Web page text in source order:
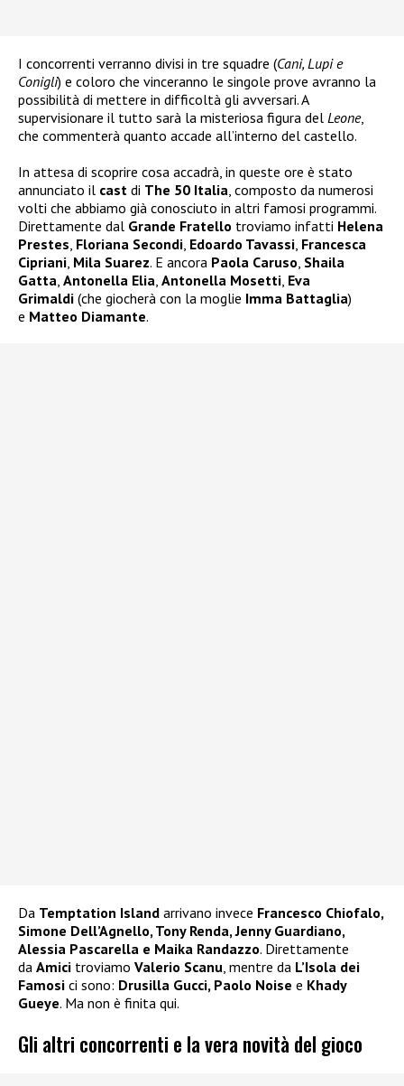
I concorrenti verranno divisi in tre squadre (Cani, Lupi e
Conigli) e coloro che vinceranno le singole prove avranno la
possibilità di mettere in difficoltà gli avversari. A
supervisionare il tutto sarà la misteriosa figura del Leone,
che commenterà quanto accade all’interno del castello.
In attesa di scoprire cosa accadrà, in queste ore è stato
annunciato il cast di The 50 Italia, composto da numerosi
volti che abbiamo già conosciuto in altri famosi programmi.
Direttamente dal Grande Fratello troviamo infatti Helena
Prestes, Floriana Secondi, Edoardo Tavassi, Francesca
Cipriani, Mila Suarez. E ancora Paola Caruso, Shaila
Gatta, Antonella Elia, Antonella Mosetti, Eva
Grimaldi (che giocherà con la moglie Imma Battaglia)
e Matteo Diamante.
Da Temptation Island arrivano invece Francesco Chiofalo,
Simone Dell’Agnello, Tony Renda, Jenny Guardiano,
Alessia Pascarella e Maika Randazzo. Direttamente
da Amici troviamo Valerio Scanu, mentre da L’Isola dei
Famosi ci sono: Drusilla Gucci, Paolo Noise e Khady
Gueye. Ma non è finita qui.
Gli altri concorrenti e la vera novità del gioco